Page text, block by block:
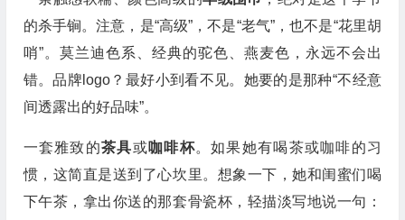
的杀手锏。注意，是“高级”，不是“老气”，也不是“花里胡
哨”。莫兰迪色系、经典的驼色、燕麦色，永远不会出
错。品牌logo？最好小到看不见。她要的是那种“不经意
间透露出的好品味”。
一套雅致的茶具或咖啡杯。如果她有喝茶或咖啡的习
惯，这简直是送到了心坎里。想象一下，她和闺蜜们喝
下午茶，拿出你送的那套骨瓷杯，轻描淡写地说一句：